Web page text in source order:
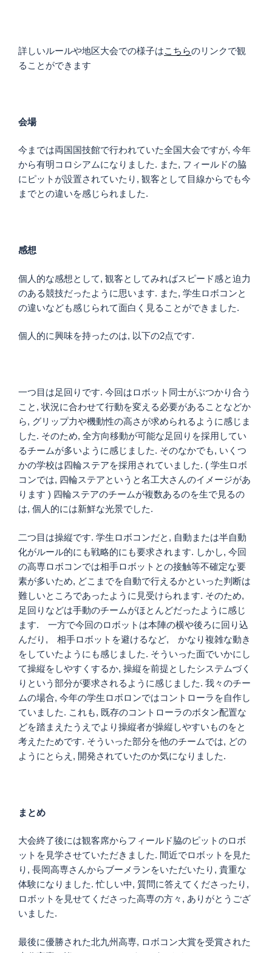
詳しいルールや地区大会での様子はこちらのリンクで観
ることができます
会場
今までは両国国技館で行われていた全国大会ですが, 今年
から有明コロシアムになりました. また, フィールドの脇
にピットが設置されていたり, 観客として目線からでも今
までとの違いを感じられました.
感想
個人的な感想として, 観客としてみればスピード感と迫力
のある競技だったように思います. また, 学生ロボコンと
の違いなども感じられて面白く見ることができました.
個人的に興味を持ったのは, 以下の2点です.
一つ目は足回りです. 今回はロボット同士がぶつかり合う
こと, 状況に合わせて行動を変える必要があることなどか
ら, グリップ力や機動性の高さが求められるように感じま
した. そのため, 全方向移動が可能な足回りを採用してい
るチームが多いように感じました. そのなかでも, いくつ
かの学校は四輪ステアを採用されていました. ( 学生ロボ
コンでは, 四輪ステアというと名工大さんのイメージがあ
ります ) 四輪ステアのチームが複数あるのを生で見るの
は, 個人的には新鮮な光景でした.
二つ目は操縦です. 学生ロボコンだと, 自動または半自動
化がルール的にも戦略的にも要求されます. しかし, 今回
の高専ロボコンでは相手ロボットとの接触等不確定な要
素が多いため, どこまでを自動で行えるかといった判断は
難しいところであったように見受けられます. そのため,
足回りなどは手動のチームがほとんどだったように感じ
ます. 一方で今回のロボットは本陣の横や後ろに回り込
んだり, 相手ロボットを避けるなど, かなり複雑な動き
をしていたようにも感じました. そういった面でいかにし
て操縦をしやすくするか, 操縦を前提としたシステムづく
りという部分が要求されるように感じました. 我々のチー
ムの場合, 今年の学生ロボロンではコントローラを自作し
ていました. これも, 既存のコントローラのボタン配置な
どを踏まえたうえでより操縦者が操縦しやすいものをと
考えたためです. そういった部分を他のチームでは, どの
ようにとらえ, 開発されていたのか気になりました.
まとめ
大会終了後には観客席からフィールド脇のピットのロボ
ットを見学させていただきました. 間近でロボットを見た
り, 長岡高専さんからブーメランをいただいたり, 貴重な
体験になりました. 忙しい中, 質問に答えてくださったり,
ロボットを見せてくださった高専の方々, ありがとうござ
いました.
最後に優勝された北九州高専, ロボコン大賞を受賞された